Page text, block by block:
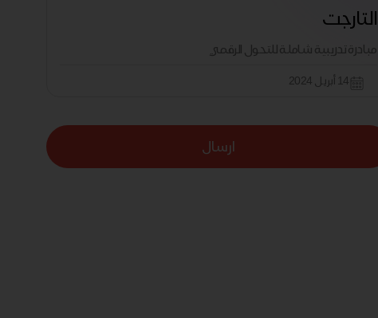
التارجت
مبادرة تدريبية شاملة للتحول الرقمي
14 أبريل 2024
ارسال